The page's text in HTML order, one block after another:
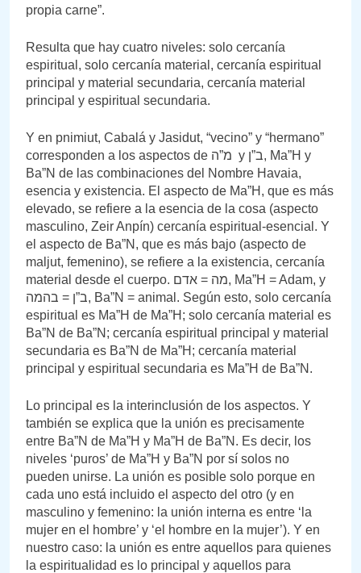
propia carne”.
Resulta que hay cuatro niveles: solo cercanía
espiritual, solo cercanía material, cercanía espiritual
principal y material secundaria, cercanía material
principal y espiritual secundaria.
Y en pnimiut, Cabalá y Jasidut, “vecino” y “hermano”
corresponden a los aspectos de מ”ה y ב”ן, Ma”H y
Ba”N de las combinaciones del Nombre Havaia,
esencia y existencia. El aspecto de Ma”H, que es más
elevado, se refiere a la esencia de la cosa (aspecto
masculino, Zeir Anpín) cercanía espiritual-esencial. Y
el aspecto de Ba”N, que es más bajo (aspecto de
maljut, femenino), se refiere a la existencia, cercanía
material desde el cuerpo. מה = אדם, Ma”H = Adam, y
ב”ן = בהמה, Ba”N = animal. Según esto, solo cercanía
espiritual es Ma”H de Ma”H; solo cercanía material es
Ba”N de Ba”N; cercanía espiritual principal y material
secundaria es Ba”N de Ma”H; cercanía material
principal y espiritual secundaria es Ma”H de Ba”N.
Lo principal es la interinclusión de los aspectos. Y
también se explica que la unión es precisamente
entre Ba”N de Ma”H y Ma”H de Ba”N. Es decir, los
niveles ‘puros’ de Ma”H y Ba”N por sí solos no
pueden unirse. La unión es posible solo porque en
cada uno está incluido el aspecto del otro (y en
masculino y femenino: la unión interna es entre ‘la
mujer en el hombre’ y ‘el hombre en la mujer’). Y en
nuestro caso: la unión es entre aquellos para quienes
la espiritualidad es lo principal y aquellos para